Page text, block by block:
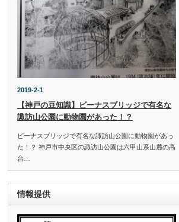
2019-2-1
【神戸の豆知識】ビーナスブリッジで有名な
諏訪山公園に動物園があった！？
ビーナスブリッジで有名な諏訪山公園に動物園があっ
た！？ 神戸市中央区の諏訪山公園は六甲山系山麓の高
台…
情報提供